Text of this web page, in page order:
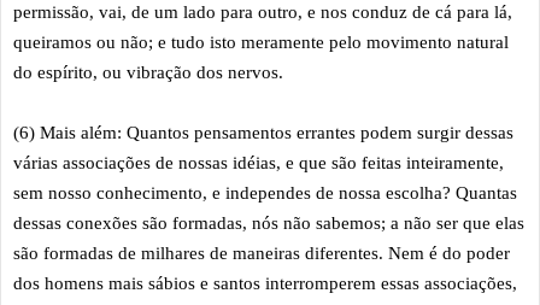
permissão, vai, de um lado para outro, e nos conduz de cá para lá,
queiramos ou não; e tudo isto meramente pelo movimento natural
do espírito, ou vibração dos nervos.
(6) Mais além: Quantos pensamentos errantes podem surgir dessas
várias associações de nossas idéias, e que são feitas inteiramente,
sem nosso conhecimento, e independes de nossa escolha? Quantas
dessas conexões são formadas, nós não sabemos; a não ser que elas
são formadas de milhares de maneiras diferentes. Nem é do poder
dos homens mais sábios e santos interromperem essas associações,